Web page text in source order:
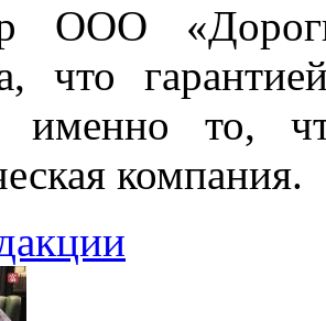
ООО
что
именно то,
компания.